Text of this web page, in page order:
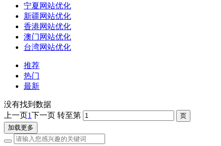
宁夏网站优化
新疆网站优化
香港网站优化
澳门网站优化
台湾网站优化
推荐
热门
最新
没有找到数据
上一页1下一页 转至第
加载更多